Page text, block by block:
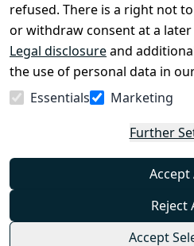
refused. There is a right not
or withdraw consent at a
Legal disclosureand
the use of personal data in
Essentials
Marketing
Further
Accept
Reject
Accept
Cancellation
rights
Withdraw
from